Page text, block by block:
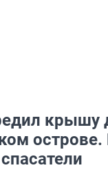
крышу